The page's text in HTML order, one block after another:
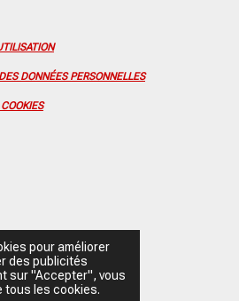
pour améliorer
des publicités
sur "Accepter", vous
tous les cookies.
DONNÉES PERSONNELLES